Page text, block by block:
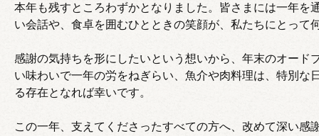
本年も残すところわずかとなりました。皆さまには一年
い会話や、食卓を囲むひとときの笑顔が、私たちにとって
感謝の気持ちを形にしたいという想いから、年末のオー
い味わいで一年の労をねぎらい、魚介や肉料理は、特別
る存在となれば幸いです。
この一年、支えてくださったすべての方へ、改めて深い